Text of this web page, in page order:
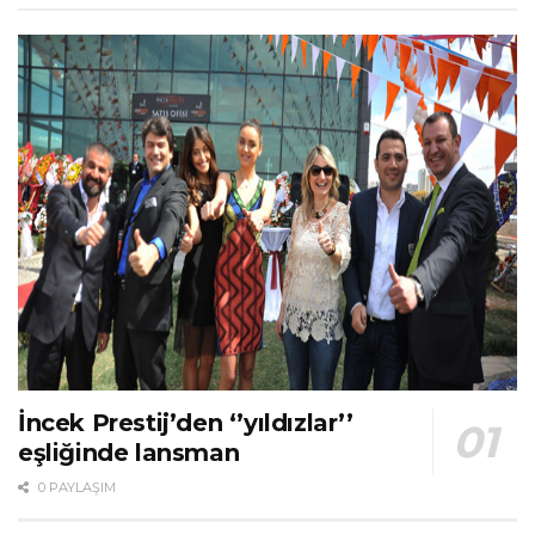
İncek Prestij’den ‘’yıldızlar’’
eşliğinde lansman
0 PAYLAŞIM